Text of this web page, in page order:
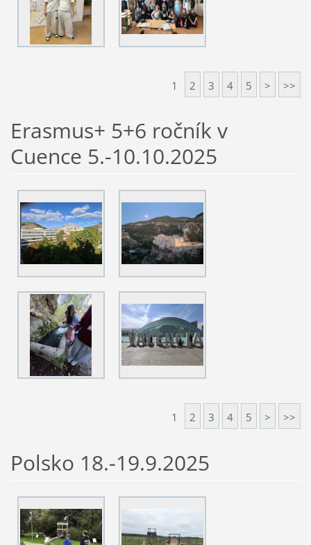
1 2 3 4 5 > >>
Erasmus+ 5+6 ročník v
Cuence 5.-10.10.2025
1 2 3 4 5 > >>
Polsko 18.-19.9.2025